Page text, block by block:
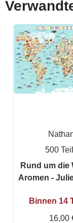
500
Rund um die
Aromen -
Binnen 14
16,00